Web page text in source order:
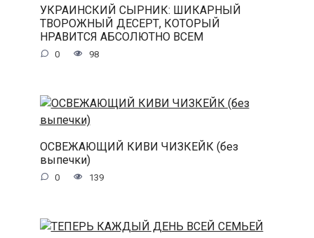
УКРАИНСКИЙ СЫРНИК: ШИКАРНЫЙ
ТВОРОЖНЫЙ ДЕСЕРТ, КОТОРЫЙ
НРАВИТСЯ АБСОЛЮТНО ВСЕМ
0 98
ОСВЕЖАЮЩИЙ КИВИ ЧИЗКЕЙК (без
выпечки)
0 139